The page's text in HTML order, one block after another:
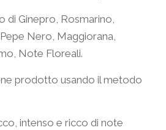
di Ginepro, Rosmarino,
Nero, Maggiorana,
Note Floreali.
prodotto usando il metodo
intenso e ricco di note